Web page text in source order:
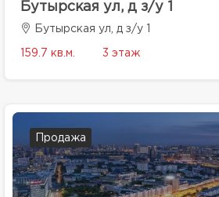
Бутырская ул, д з/у 1
Бутырская ул, д з/у 1
159.7 кв.м. 3 этаж
Продажа